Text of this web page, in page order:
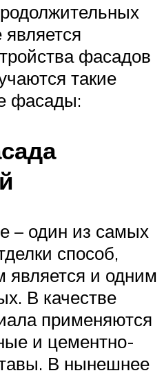
фасадов
такие
фасады:
– один из самых
способ,
является и одним
В качестве
применяются
и цементно-
В нынешнее